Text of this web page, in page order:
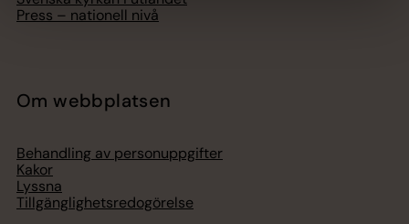
Press – nationell nivå
Om webbplatsen
Behandling av personuppgifter
Kakor
Lyssna
Tillgänglighetsredogörelse